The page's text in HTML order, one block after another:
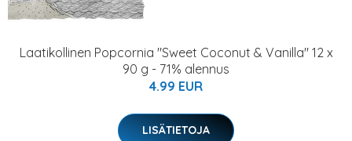
Laatikollinen Popcornia "Sweet Coconut & Vanilla" 12 x
90 g - 71% alennus
4.99 EUR
LISÄTIETOJA